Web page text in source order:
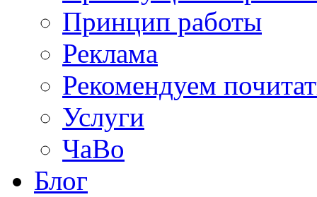
Принцип работы
Реклама
Рекомендуем
Услуги
ЧаВо
Блог